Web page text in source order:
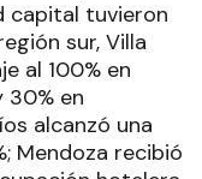
capital tuvieron
sur, Villa
al 100% en
30% en
alcanzó una
Mendoza recibió